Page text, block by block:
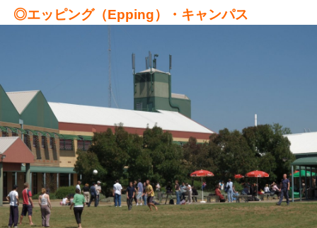
◎エッピング（Epping）・キャンパス